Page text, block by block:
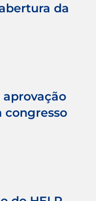
da
congresso